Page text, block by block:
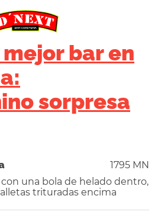
bar en
sorpresa
1795 MN
una bola de helado dentro,
trituradas encima